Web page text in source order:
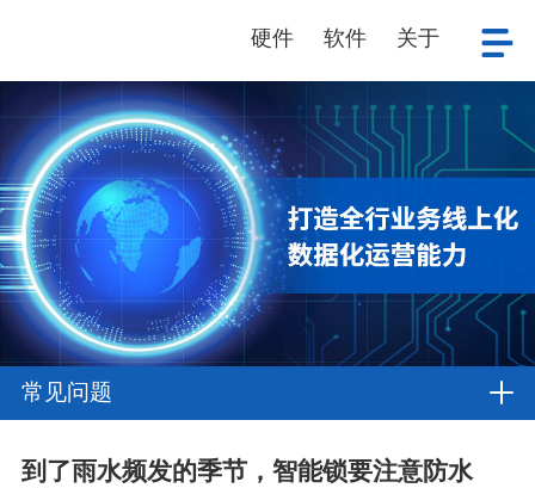
硬件 软件 关于
常见问题
到了雨水频发的季节，智能锁要注意防水